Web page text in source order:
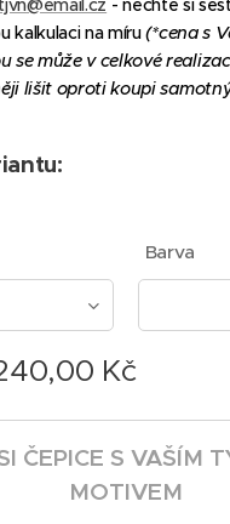
tjvn@email.cz - nechte si
kalkulaci na míru(*cena s
se může v celkové
lišit oproti koupi
Barva
Kč
ČEPICE S VAŠÍM
MOTIVEM